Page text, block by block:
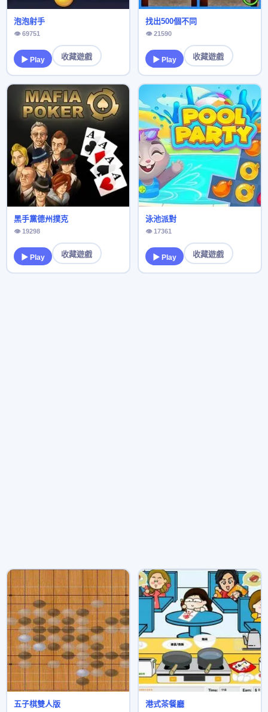
泡泡射手
👁 69751
▶ Play 收藏遊戲
找出500個不同
👁 21590
▶ Play 收藏遊戲
黑手黨德州撲克
👁 19298
▶ Play 收藏遊戲
泳池派對
👁 17361
▶ Play 收藏遊戲
五子棋雙人版 港式茶餐廳